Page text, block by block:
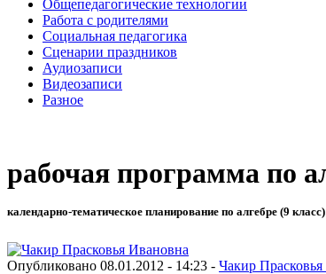
Общепедагогические технологии
Работа с родителями
Социальная педагогика
Сценарии праздников
Аудиозаписи
Видеозаписи
Разное
рабочая программа по
календарно-тематическое планирование по алгебре (9
Опубликовано 08.01.2012 - 14:23 - Чакир